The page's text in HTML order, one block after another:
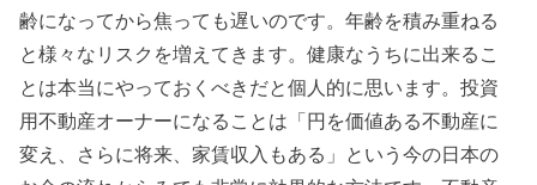
齢になってから焦っても遅いのです。年齢を積み重ねる
と様々なリスクを増えてきます。健康なうちに出来るこ
とは本当にやっておくべきだと個人的に思います。投資
用不動産オーナーになることは「円を価値ある不動産に
変え、さらに将来、家賃収入もある」という今の日本の